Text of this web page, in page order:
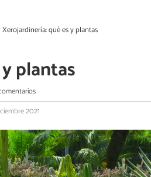
Xerojardinería: qué es y plantas
plantas
2021